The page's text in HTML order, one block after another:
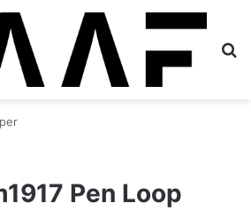
Pen Loop